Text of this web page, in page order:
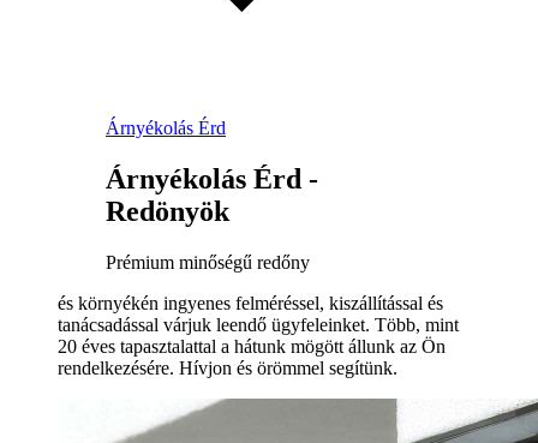
Árnyékolás Érd
Árnyékolás Érd -
Redönyök
Prémium minőségű redőny
és környékén ingyenes felméréssel, kiszállítással és
tanácsadással várjuk leendő ügyfeleinket. Több, mint
20 éves tapasztalattal a hátunk mögött állunk az Ön
rendelkezésére. Hívjon és örömmel segítünk.